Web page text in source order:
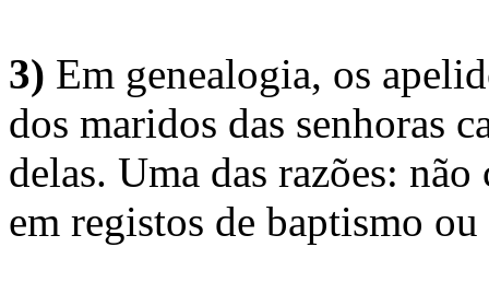
3) Em genealogia, os
dos maridos das senhoras
delas. Uma das razões:
em registos de baptismo